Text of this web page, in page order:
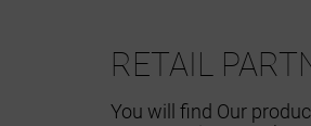
RETAIL
You will find Our